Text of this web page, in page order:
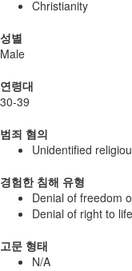
Christianity
성별
Male
연령대
30-39
범죄 혐의
Unidentified
경험한 침해 유형
Denial of freedom
Denial of right to life
고문 형태
N/A